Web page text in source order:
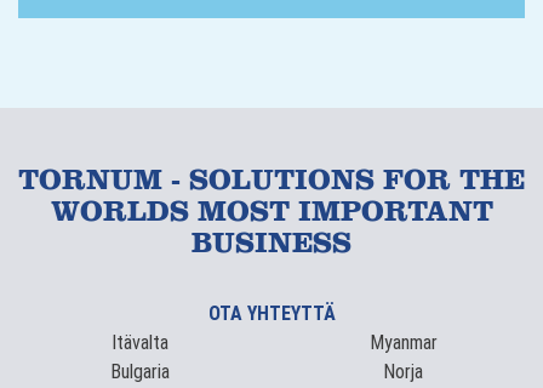
TORNUM - SOLUTIONS FOR THE
WORLDS MOST IMPORTANT
BUSINESS
OTA YHTEYTTÄ
Itävalta
Bulgaria
Myanmar
Norja